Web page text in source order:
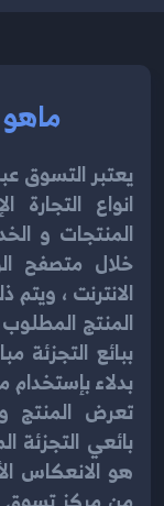
يعتبر التسوق
انواع التجارة
المنتجات و
خلال متصفح
الانترنت ،
المنتج المطلوب
ببائع التجزئة
بدلاء
تعرض المنتج
بائعي التجزئة
هو الانعكاس